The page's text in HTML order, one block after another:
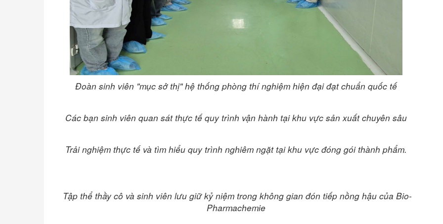
Đoàn sinh viên "mục sở thị" hệ thống phòng thí nghiệm hiện đại đạt chuẩn quốc tế
Các bạn sinh viên quan sát thực tế quy trình vận hành tại khu vực sản xuất chuyên sâu
Trải nghiệm thực tế và tìm hiểu quy trình nghiêm ngặt tại khu vực đóng gói thành phẩm.
Tập thể thầy cô và sinh viên lưu giữ kỷ niệm trong không gian đón tiếp nồng hậu của Bio-
Pharmachemie